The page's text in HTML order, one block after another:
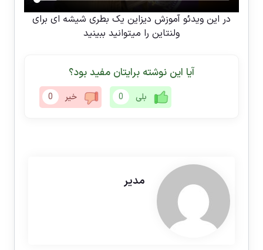
در این ویدئو آموزش دیزاین یک بطری شیشه ای برای
ولنتاین را میتوانید ببینید
آیا این نوشته برایتان مفید بود؟
بلی 0 خیر 0
مدیر